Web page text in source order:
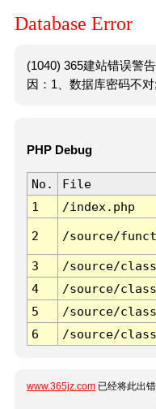
Database Error
(1040) 365建站错误警
因：1、数据库密码不对
PHP Debug
No. File
1
/index.php
2 /source/
3 /source/
4
/source/
5
/source/
6
/source/
www.365jz.com 已经将此出